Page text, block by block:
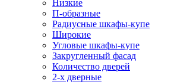
Низкие
П-образные
Радиусные шкафы-купе
Широкие
Угловые шкафы-купе
Закругленный фасад
Количество дверей
2-х дверные